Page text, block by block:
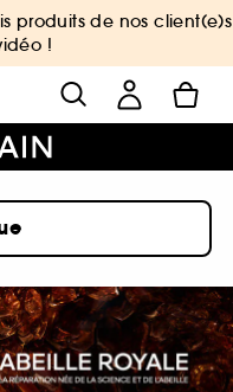
produits de nos client(e)s
!